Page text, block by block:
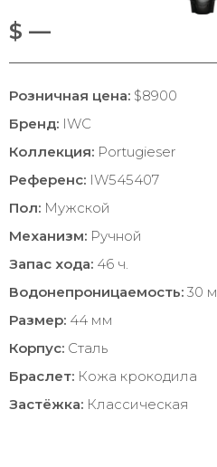
$ —
Розничная цена: $8900
Бренд: IWC
Коллекция: Portugieser
Референс: IW545407
Пол: Мужской
Механизм: Ручной
Запас хода: 46 ч.
Водонепроницаемость: 30 м
Размер: 44 мм
Корпус: Сталь
Браслет: Кожа крокодила
Застёжка: Классическая